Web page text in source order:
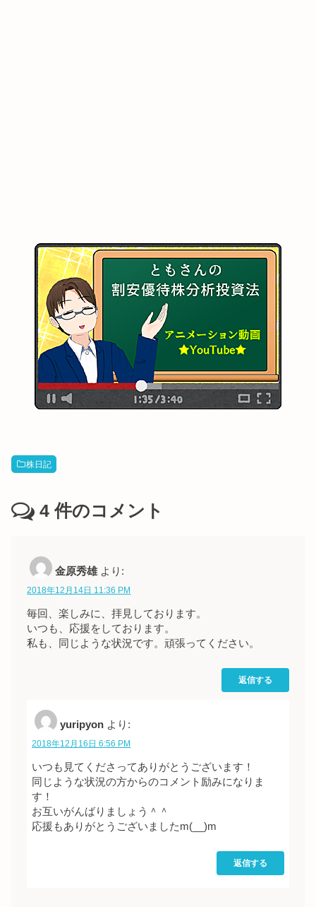
株日記
4 件のコメント
金原秀雄 より:
2018年12月14日 11:36 PM
毎回、楽しみに、拝見しております。
いつも、応援をしております。
私も、同じような状況です。頑張ってください。
返信する
yuripyon より:
2018年12月16日 6:56 PM
いつも見てくださってありがとうございます！
同じような状況の方からのコメント励みになりま
す！
お互いがんばりましょう＾＾
応援もありがとうございましたm(__)m
返信する